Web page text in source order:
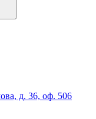
д. 36, оф. 506